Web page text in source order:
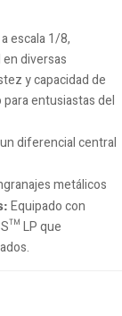
escala 1/8,
diversas
y capacidad de
entusiastas del
diferencial central
metálicos
Equipado con
LP que